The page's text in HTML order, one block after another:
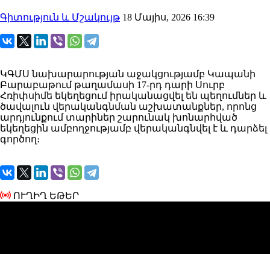
Գիտություն և Մշակույթ 18 Մայիս, 2026 16:39
ԿԳՄՍ նախարարության աջակցությամբ Կապանի
Բարաբաթում թաղամասի 17-րդ դարի Սուրբ
Հռիփսիմե եկեղեցում իրականացվել են պեղումներ և
ծավալուն վերականգնման աշխատանքներ, որոնց
արդյունքում տարիներ շարունակ խոնարհված
եկեղեցին ամբողջությամբ վերականգնվել է և դարձել
գործող։
ՈՒՂԻՂ ԵԹԵՐ